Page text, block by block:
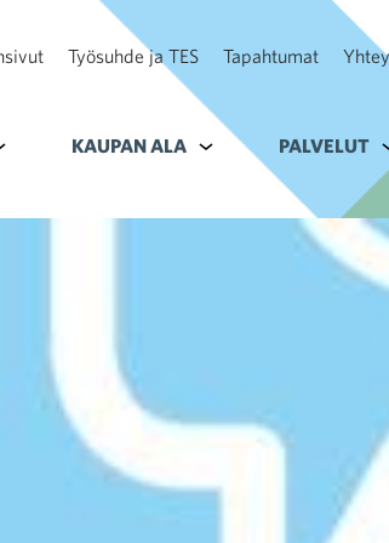
Työsuhde ja TES Tapahtumat
kohteelle Vastuullisuus
KAUPAN ALA Alavalikko kohteelle
PALVELUT